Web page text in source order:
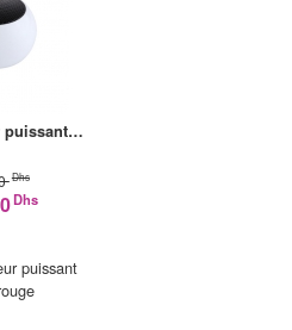
puissant…
Dhs
Dhs